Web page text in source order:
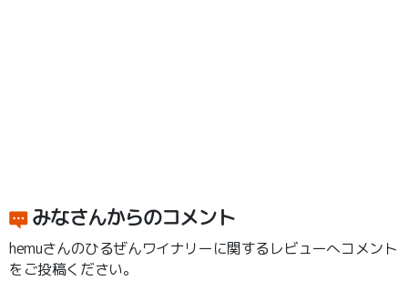
みなさんからのコメント
hemuさんのひるぜんワイナリーに関するレビューへコメント
をご投稿ください。